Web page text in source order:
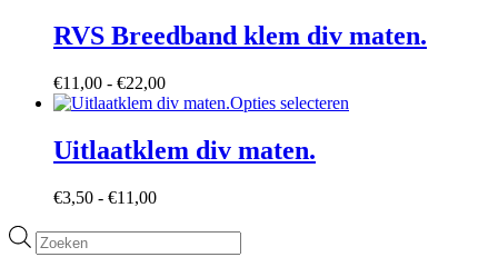
meerdere
RVS Breedband klem div maten.
€11,00 - €22,00Prijsklasse:
€11,00
€22,00
Opties selecteren
Uitlaatklem div maten.
€3,50 - €11,00Prijsklasse:
tot
€11,00
Producten
zoeken